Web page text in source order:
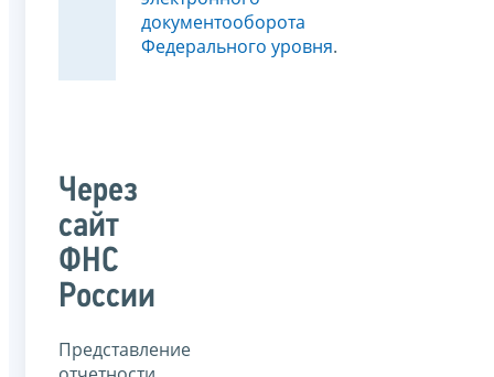
документооборота
Федерального уровня.
Через
сайт
ФНС
России
Представление